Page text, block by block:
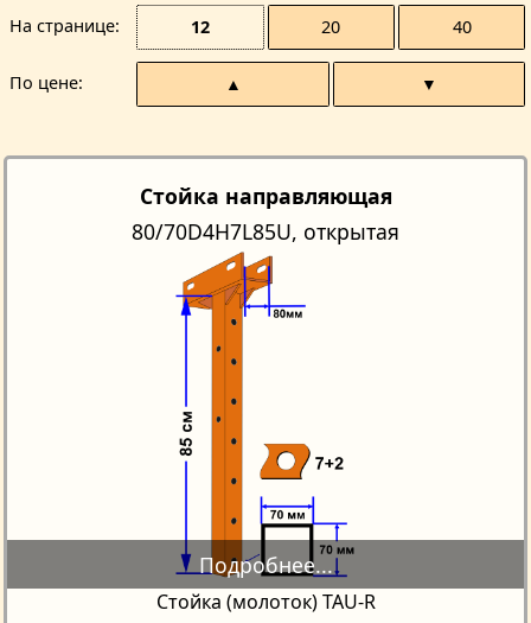
На странице 12 20 40
По цене ▲ ▼
Стойка направляющая
80/70D4H7L85U, открытая
Стойка (молоток) TAU-R